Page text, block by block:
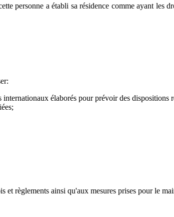
personne a établi sa résidence comme ayant les
élaborés pour prévoir des dispositions
règlements ainsi qu'aux mesures prises pour le